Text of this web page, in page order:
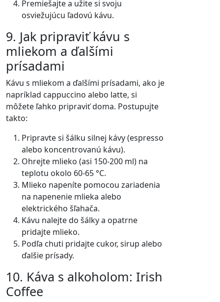
Premiešajte a užite si svoju
osviežujúcu ľadovú kávu.
9. Jak pripraviť kávu s
mliekom a ďalšími
prísadami
Kávu s mliekom a ďalšími prísadami, ako je
napríklad cappuccino alebo latte, si
môžete ľahko pripraviť doma. Postupujte
takto:
Pripravte si šálku silnej kávy (espresso
alebo koncentrovanú kávu).
Ohrejte mlieko (asi 150-200 ml) na
teplotu okolo 60-65 °C.
Mlieko napeníte pomocou zariadenia
na napenenie mlieka alebo
elektrického šľahača.
Kávu nalejte do šálky a opatrne
pridajte mlieko.
Podľa chuti pridajte cukor, sirup alebo
ďalšie prísady.
10. Káva s alkoholom: Irish
Coffee